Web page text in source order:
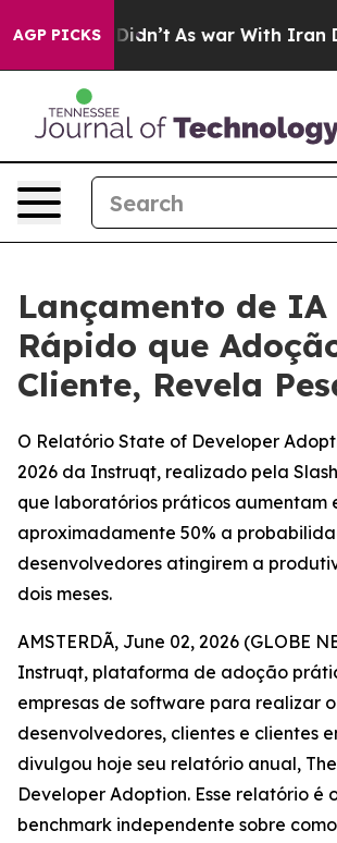
AGP PICKS
it Didn’t As war With Iran Drove
Lançamento de IA
Rápido que
Cliente, Revela
O Relatório State of Developer
2026 da Instruqt, realizado pela
que laboratórios práticos aumentam
aproximadamente 50% a
desenvolvedores atingirem a
dois meses.
AMSTERDÃ, June 02, 2026 (GLOBE
Instruqt, plataforma de adoção
empresas de software para realizar
desenvolvedores, clientes e clientes
divulgou hoje seu relatório anual,
Developer Adoption. Esse relatório é
benchmark independente sobre